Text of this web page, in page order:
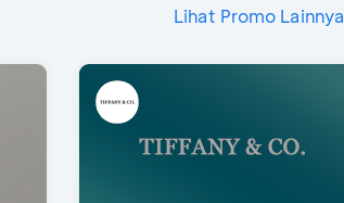
Lihat Promo Lainnya